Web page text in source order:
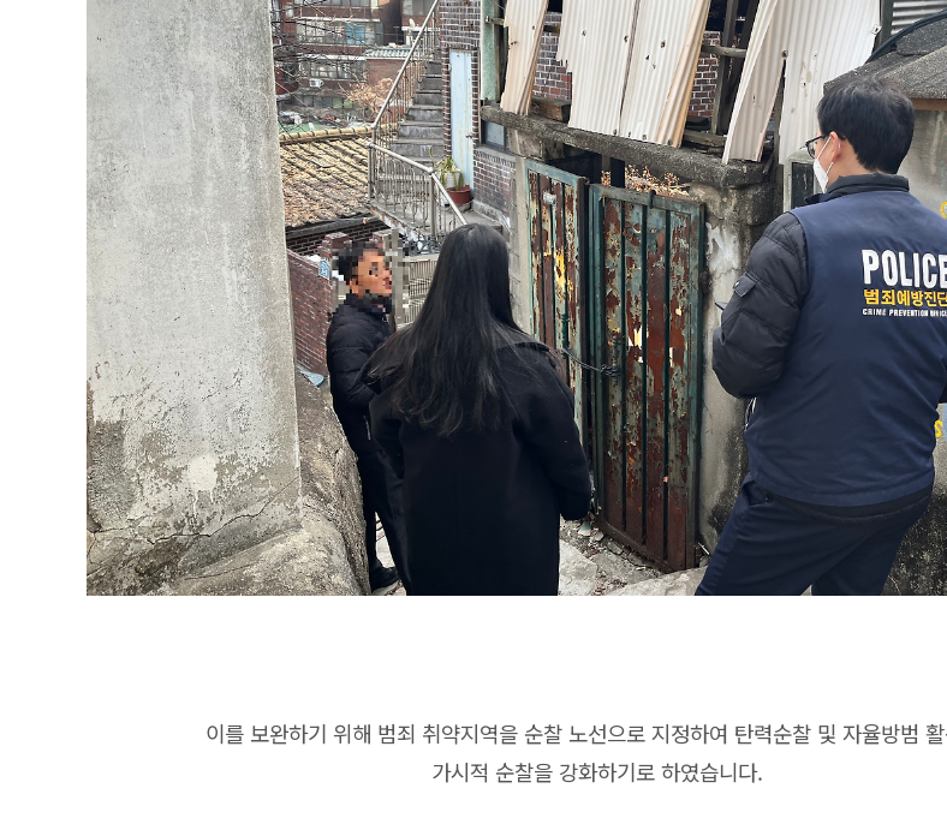
이를 보완하기 위해 범죄 취약지역을 순찰 노선으로 지정하여 탄력순찰 및 자율방범
가시적 순찰을 강화하기로 하였습니다.